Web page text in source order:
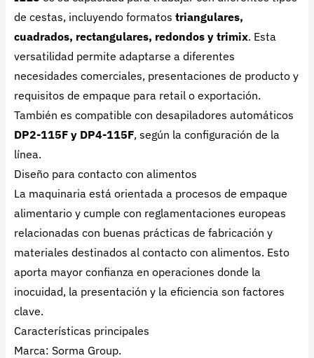
de cestas, incluyendo formatos triangulares,
cuadrados, rectangulares, redondos y trimix. Esta
versatilidad permite adaptarse a diferentes
necesidades comerciales, presentaciones de producto y
requisitos de empaque para retail o exportación.
También es compatible con desapiladores automáticos
DP2-115F y DP4-115F, según la configuración de la
línea.
Diseño para contacto con alimentos
La maquinaria está orientada a procesos de empaque
alimentario y cumple con reglamentaciones europeas
relacionadas con buenas prácticas de fabricación y
materiales destinados al contacto con alimentos. Esto
aporta mayor confianza en operaciones donde la
inocuidad, la presentación y la eficiencia son factores
clave.
Características principales
Marca: Sorma Group.